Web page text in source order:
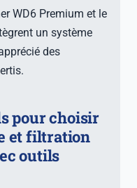
WD6 Premium et le
un système
des
pour choisir
et filtration
outils